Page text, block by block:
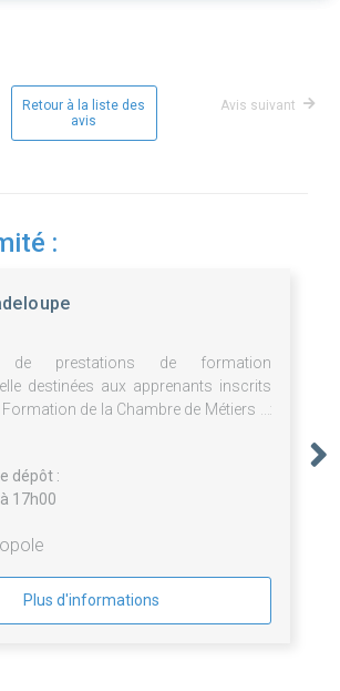
Retour à la liste des
avis
Avis suivant
:
de prestations de formation
destinées aux apprenants inscrits
Formation de la Chambre de Métiers et
dépôt :
17h00
Plus d'informations